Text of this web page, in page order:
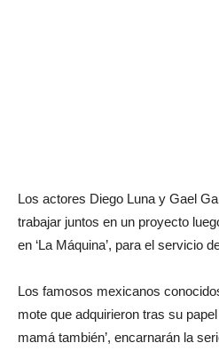
Los actores Diego Luna y Gael
trabajar juntos en un proyecto
en ‘La Máquina’, para el servicio
Los famosos mexicanos
mote que adquirieron tras su
mamá también’, encarnarán la